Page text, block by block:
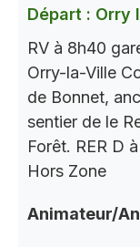
Départ : Orry
RV à 8h40
Orry-la-Ville
de Bonnet,
sentier de le
Forêt. RER D
Hors Zone
Animateur/